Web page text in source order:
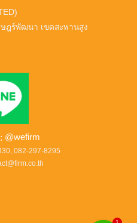
ฎร์พัฒนา เขตสะพานสูง
@wefirm
, 082-297-8295